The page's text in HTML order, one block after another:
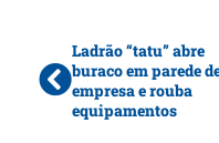
Ladrão “tatu” abre
buraco em parede
empresa e rouba
equipamentos